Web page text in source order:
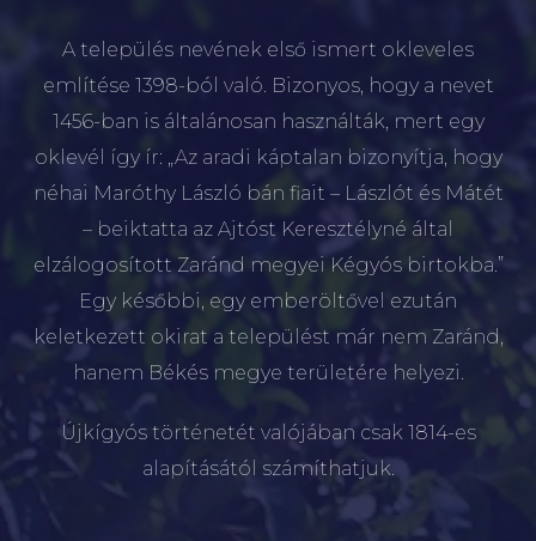
A település nevének első ismert okleveles
említése 1398-ból való. Bizonyos, hogy a nevet
1456-ban is általánosan használták, mert egy
oklevél így ír: „Az aradi káptalan bizonyítja, hogy
néhai Maróthy László bán fiait – Lászlót és Mátét
– beiktatta az Ajtóst Keresztélyné által
elzálogosított Zaránd megyei Kégyós birtokba.”
Egy későbbi, egy emberöltővel ezután
keletkezett okirat a települést már nem Zaránd,
hanem Békés megye területére helyezi.
Újkígyós történetét valójában csak 1814-es
alapításától számíthatjuk.